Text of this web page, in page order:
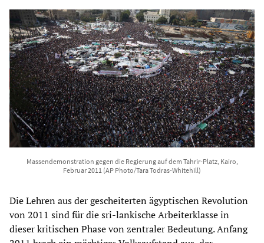
Massendemonstration gegen die Regierung auf dem Tahrir-Platz, Kairo,
Februar 2011 (AP Photo/Tara Todras-Whitehill)
Die Lehren aus der gescheiterten ägyptischen Revolution
von 2011 sind für die sri-lankische Arbeiterklasse in
dieser kritischen Phase von zentraler Bedeutung. Anfang